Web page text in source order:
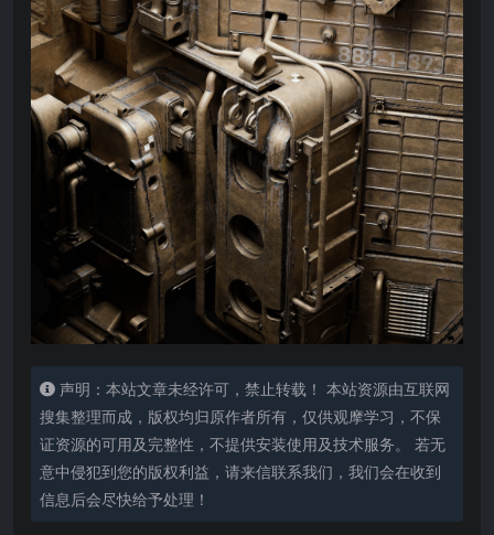
声明：本站文章未经许可，禁止转载！ 本站资源由互联网
搜集整理而成，版权均归原作者所有，仅供观摩学习，不保
证资源的可用及完整性，不提供安装使用及技术服务。 若无
意中侵犯到您的版权利益，请来信联系我们，我们会在收到
信息后会尽快给予处理！